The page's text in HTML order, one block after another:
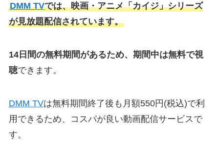
DMM TVでは、映画・アニメ「カイジ」シリーズ
が見放題配信されています。
14日間の無料期間があるため、期間中は無料で視
聴できます。
DMM TVは無料期間終了後も月額550円(税込)で利
用できるため、コスパが良い動画配信サービスで
す。